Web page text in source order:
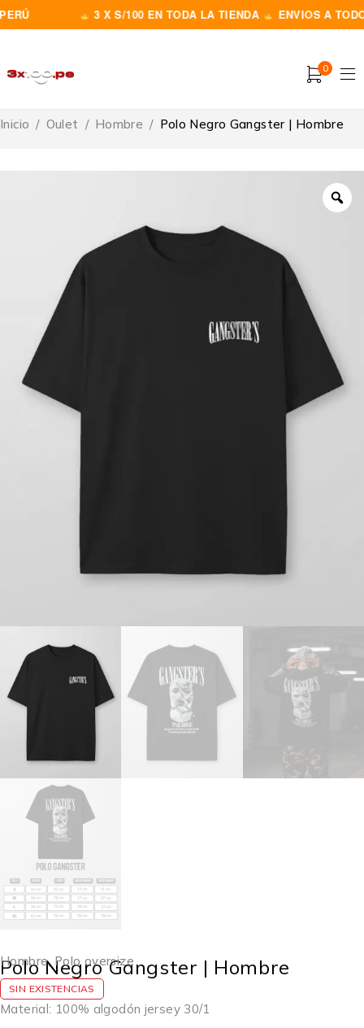
3 X S/100 EN TODA LA TIENDA ENVIOS A TODO
0
Inicio / Oulet / Hombre / Polo Negro Gangster | Hombre
Hombre, Polo oversize
Polo Negro Gangster | Hombre
SIN EXISTENCIAS
Material: 100% algodón jersey 30/1